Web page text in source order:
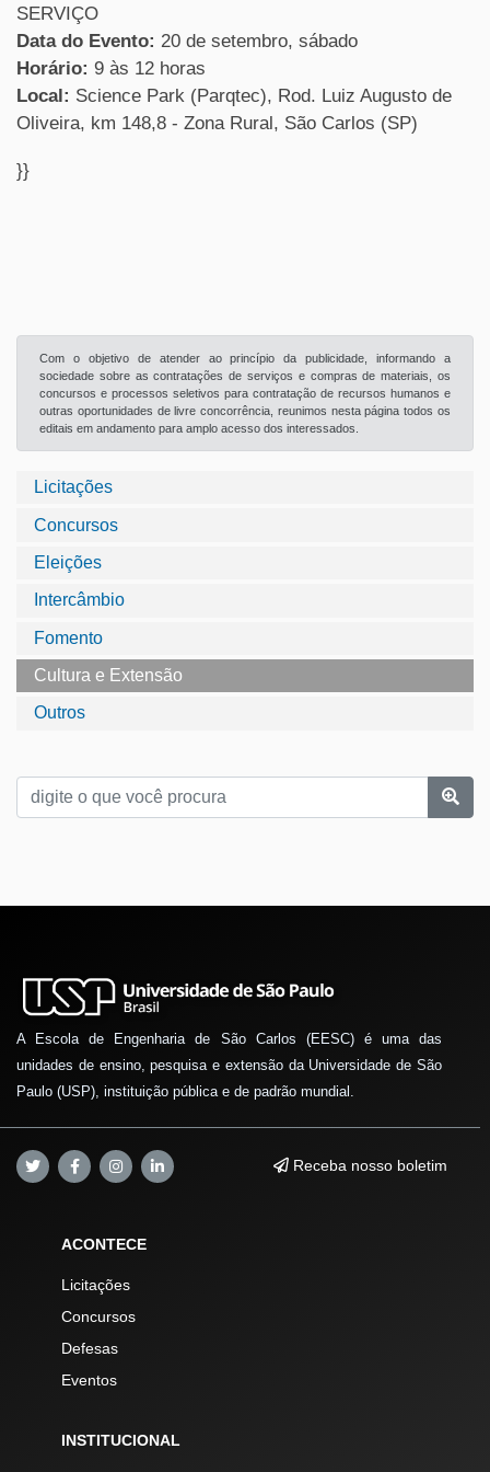
Licitações
Concursos
Eleições
Intercâmbio
Fomento
Cultura e Extensão
Outros
SERVIÇO
Data do Evento: 20 de setembro, sábado
Horário: 9 às 12 horas
Local: Science Park (Parqtec), Rod. Luiz Augusto de
Oliveira, km 148,8 - Zona Rural, São Carlos (SP)
}}
Com o objetivo de atender ao princípio da publicidade, informando a
sociedade sobre as contratações de serviços e compras de materiais, os
concursos e processos seletivos para contratação de recursos humanos e
outras oportunidades de livre concorrência, reunimos nesta página todos os
editais em andamento para amplo acesso dos interessados.
A Escola de Engenharia de São Carlos (EESC) é uma das
unidades de ensino, pesquisa e extensão da Universidade de São
Paulo (USP), instituição pública e de padrão mundial.
Receba nosso boletim
ACONTECE
Licitações
Concursos
Defesas
Eventos
INSTITUCIONAL